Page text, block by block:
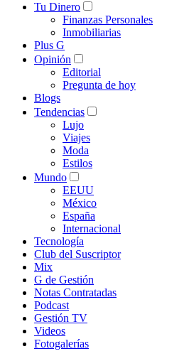
Tu Dinero
Finanzas Personales
Inmobiliarias
Plus G
Opinión
Editorial
Pregunta de hoy
Blogs
Tendencias
Lujo
Viajes
Moda
Estilos
Mundo
EEUU
México
España
Internacional
Tecnología
Club del Suscriptor
Mix
G de Gestión
Notas Contratadas
Podcast
Gestión TV
Videos
Fotogalerías